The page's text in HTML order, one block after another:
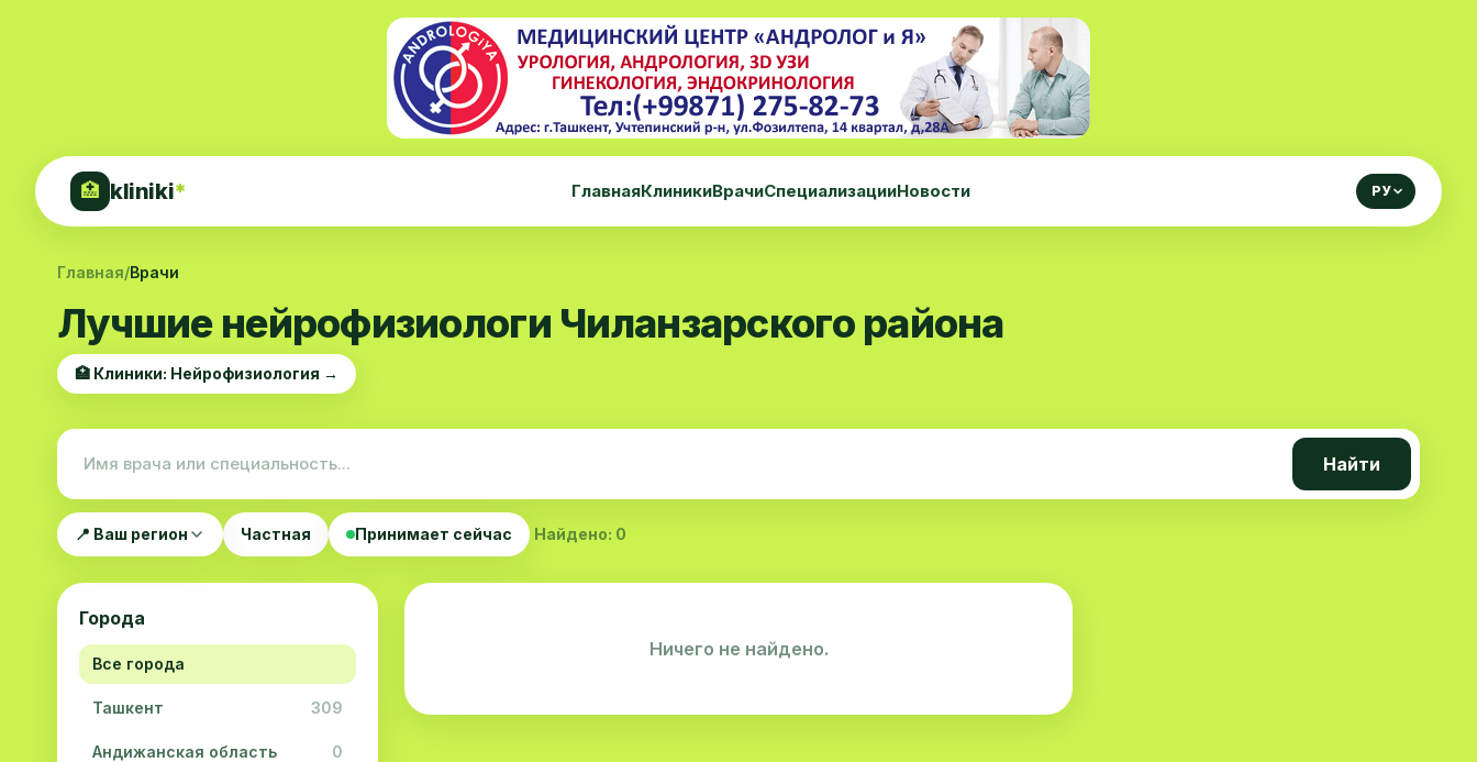
🏥 kliniki* ГлавнаяКлиникиВрачиСпециализацииНовости РУ
Главная/Врачи
Лучшие нейрофизиологи Чиланзарского района
🏥 Клиники: Нейрофизиология →
Найти
📍 Ваш регион Частная Принимает сейчас Найдено: 0
Города
Все города
Ташкент 309
Андижанская область 0
Ничего не найдено.